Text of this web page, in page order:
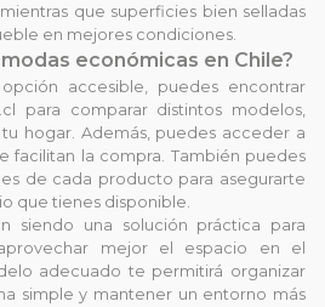
que superficies bien selladas
en mejores condiciones.
económicas en Chile?
accesible, puedes encontrar
para comparar distintos modelos,
hogar. Además, puedes acceder a
facilitan la compra. También puedes
de cada producto para asegurarte
que tienes disponible.
siendo una solución práctica para
mejor el espacio en el
adecuado te permitirá organizar
simple y mantener un entorno más